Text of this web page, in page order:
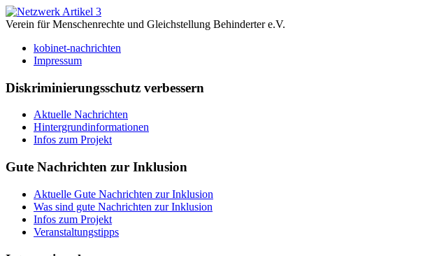
Verein für Menschenrechte und Gleichstellung Behinderter e.V.
kobinet-nachrichten
Impressum
Diskriminierungsschutz verbessern
Aktuelle Nachrichten
Hintergrundinformationen
Infos zum Projekt
Gute Nachrichten zur Inklusion
Aktuelle Gute Nachrichten zur Inklusion
Was sind gute Nachrichten zur Inklusion
Infos zum Projekt
Veranstaltungstipps